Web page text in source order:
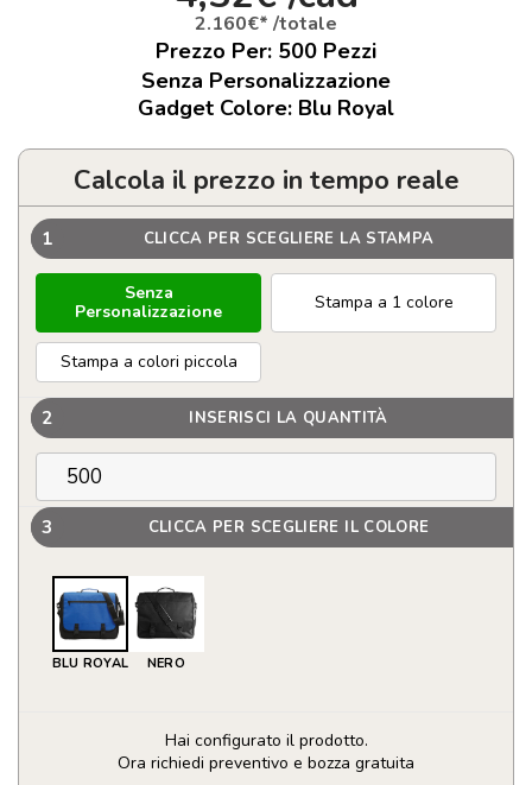
2.160€* /totale
Prezzo Per: 500 Pezzi
Senza Personalizzazione
Gadget Colore: Blu Royal
Calcola il prezzo in tempo reale
1 CLICCA PER SCEGLIERE LA STAMPA
Senza
Personalizzazione
Stampa a 1 colore
Stampa a colori piccola
2 INSERISCI LA QUANTITÀ
3 CLICCA PER SCEGLIERE IL COLORE
BLU ROYAL NERO
Hai configurato il prodotto.
Ora richiedi preventivo e bozza gratuita